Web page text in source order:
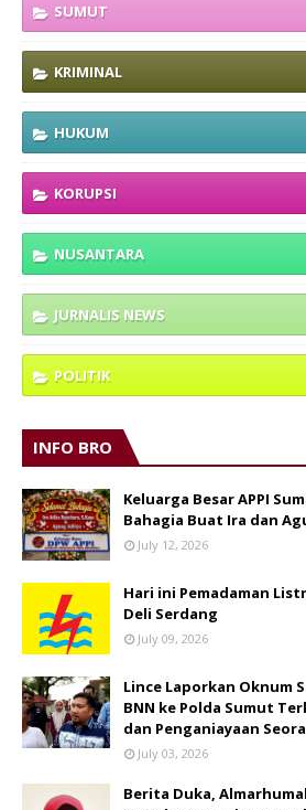
SUMUT
KRIMINAL
HUKUM
KORUPSI
NUSANTARA
JURNALIS NEWS
POLITIK
INFO BRO
Keluarga Besar APPI
Bahagia Buat Ira dan
July 12, 2026
Hari ini Pemadaman
Deli Serdang
July 09, 2026
Lince Laporkan Oknum
BNN ke Polda Sumut
dan Penganiayaan
July 03, 2026
Berita Duka,